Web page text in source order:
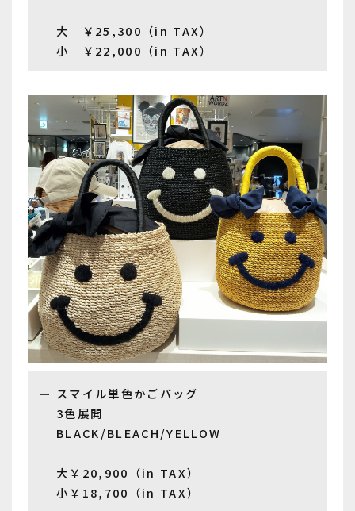
大 ￥25,300（in TAX）
小 ￥22,000（in TAX）
スマイル単色かごバッグ
3色展開
BLACK/BLEACH/YELLOW
大￥20,900（in TAX）
小￥18,700（in TAX）